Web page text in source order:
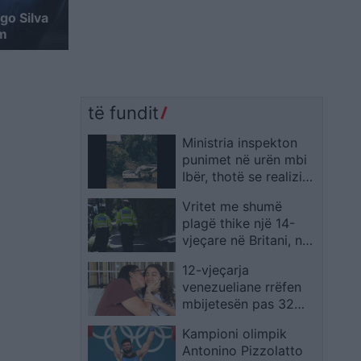
Silva
të fundit
Ministria inspekton
punimet në urën mbi
Ibër, thotë se realizimi
planifikimit
Vritet me shumë
plagë thike një 14-
vjeçare në Britani, në
vrasjes del një
bashkëmoshatar
12-vjeçarja
venezueliane rrëfen
mbijetesën pas 32
ushqeva me ketchup
dhe djathë të grirë
Kampioni olimpik
Antonino Pizzolatto